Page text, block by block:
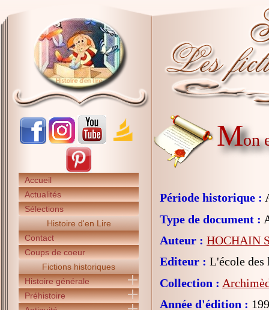
Accueil
Actualités
Sélections
Histoire d'en Lire
Contact
Coups de coeur
Fictions historiques
Histoire générale
Préhistoire
Mon
Période historique :
Type de document :
Auteur : HOCHAIN
Editeur : L'école des
Collection :
Année d'édition :